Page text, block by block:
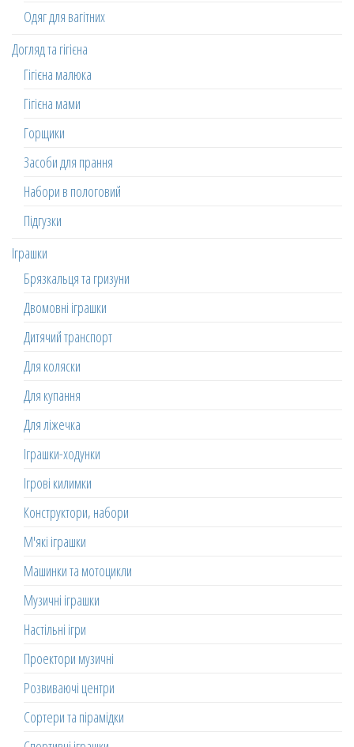
Одяг для вагітних
Догляд та гігієна
Гігієна малюка
Гігієна мами
Горщики
Засоби для прання
Набори в пологовий
Підгузки
Іграшки
Брязкальця та гризуни
Двомовні іграшки
Дитячий транспорт
Для коляски
Для купання
Для ліжечка
Іграшки-ходунки
Ігрові килимки
Конструктори, набори
М'які іграшки
Машинки та мотоцикли
Музичні іграшки
Настільні ігри
Проектори музичні
Розвиваючі центри
Сортери та пірамідки